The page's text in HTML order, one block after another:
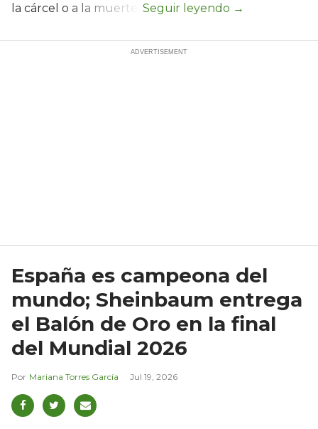
la cárcel o a la muerte.
España es campeona del
mundo; Sheinbaum entrega
el Balón de Oro en la final
del Mundial 2026
Mariana Torres García Jul 19, 2026